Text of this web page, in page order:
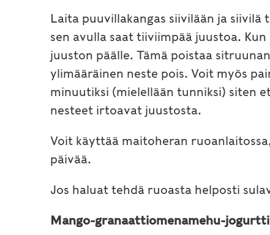
Laita puuvillakangas siivilään ja
sen avulla saat tiiviimpää juustoa.
juuston päälle. Tämä poistaa
ylimääräinen neste pois. Voit myös
minuutiksi (mielellään tunniksi) siten
nesteet irtoavat juustosta.
Voit käyttää maitoheran
päivää.
Jos haluat tehdä ruoasta helposti
Mango-granaattiomenamehu-